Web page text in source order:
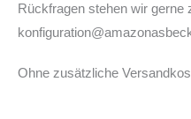
Rückfragen stehen wir gerne
Ohne zusätzliche